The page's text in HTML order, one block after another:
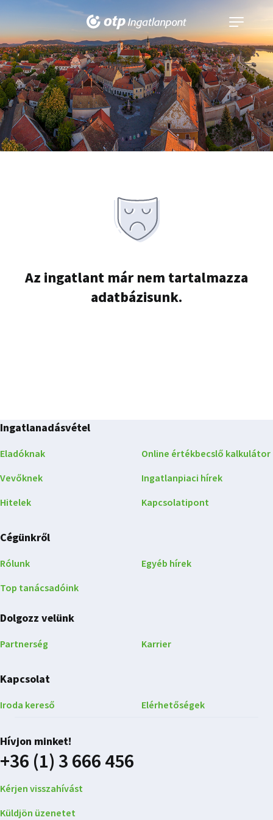
Navigáció
kinyitása
Az ingatlant már nem tartalmazza
adatbázisunk.
Ingatlanadásvétel
Eladóknak
Vevőknek
Hitelek
Online értékbecslő kalkulátor
Ingatlanpiaci hírek
Kapcsolatipont
Cégünkről
Rólunk
Top tanácsadóink
Egyéb hírek
Dolgozz velünk
Partnerség Karrier
Kapcsolat
Iroda kereső Elérhetőségek
Hívjon minket!
+36 (1) 3 666 456
Kérjen visszahívást
Küldjön üzenetet